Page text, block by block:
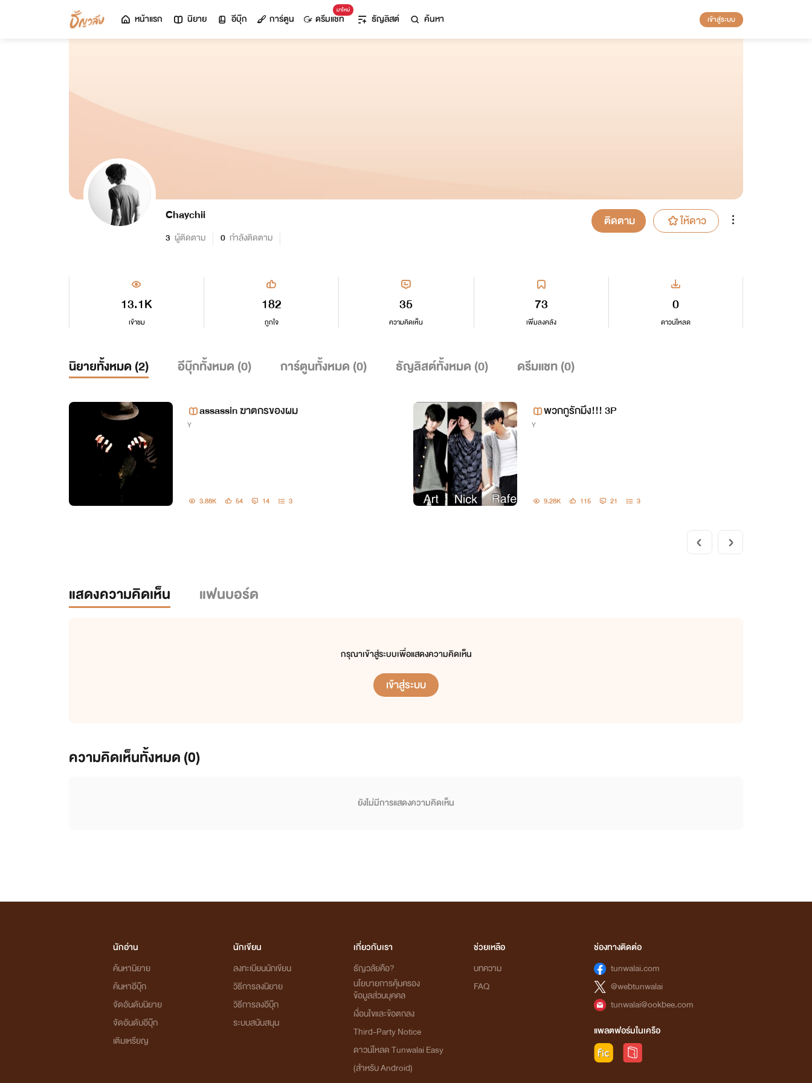
หน้าแรก นิยาย อีบุ๊ก การ์ตูน
มาใหม่
ดรีมแชท ธัญลิสต์ ค้นหา เข้าสู่ระบบ
Chaychii
3 ผู้ติดตาม 0 กำลังติดตาม
ติดตาม ให้ดาว
13.1K
เข้าชม
73
เพิ่มลงคลัง
182
ถูกใจ
0
ดาวน์โหลด
35
ความคิดเห็น
นิยายทั้งหมด (2) อีบุ๊กทั้งหมด (0) การ์ตูนทั้งหมด (0) ธัญลิสต์ทั้งหมด (0) ดรีมแชท (0)
assassin ฆาตกรของผม
Y
3.88K 54 14 3
พวกกูรักมึง!!! 3P
Y
9.28K 115 21 3
แสดงความคิดเห็น แฟนบอร์ด
กรุณาเข้าสู่ระบบเพื่อแสดงความคิดเห็น
เข้าสู่ระบบ
ความคิดเห็นทั้งหมด (0)
ยังไม่มีการแสดงความคิดเห็น
นักอ่าน
ค้นหานิยาย
ค้นหาอีบุ๊ก
จัดอันดับนิยาย
จัดอันดับอีบุ๊ก
เติมเหรียญ
นักเขียน
ลงทะเบียนนักเขียน
วิธีการลงนิยาย
วิธีการลงอีบุ๊ก
ระบบสนับสนุน
เกี่ยวกับเรา
ธัญวลัยคือ?
นโยบายการคุ้มครอง
ข้อมูลส่วนบุคคล
เงื่อนไขและข้อตกลง
Third-Party Notice
ดาวน์โหลด Tunwalai Easy
(สำหรับ Android)
ช่วยเหลือ
บทความ
FAQ
ช่องทางติดต่อ
tunwalai.com
@webtunwalai
tunwalai@ookbee.com
แพลตฟอร์มในเครือ